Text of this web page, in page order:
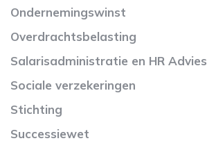
Ondernemingswinst
Overdrachtsbelasting
Salarisadministratie en HR Advies
Sociale verzekeringen
Stichting
Successiewet